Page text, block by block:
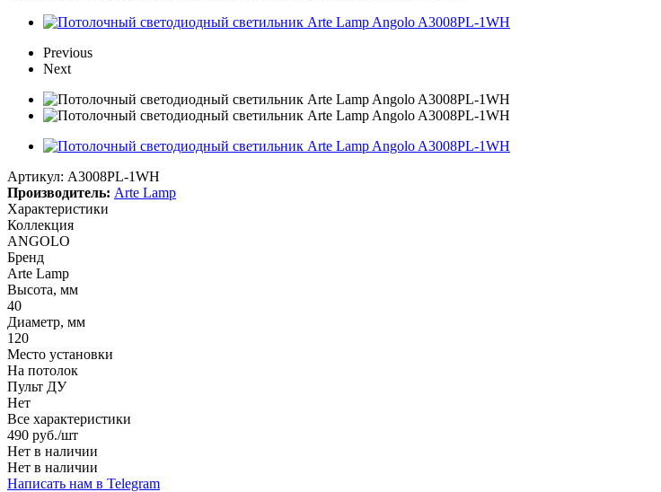
Previous
Next
Артикул: A3008PL-1WH
Производитель: Arte Lamp
Характеристики
Коллекция
ANGOLO
Бренд
Arte Lamp
Высота, мм
40
Диаметр, мм
120
Место установки
На потолок
Пульт ДУ
Нет
Все характеристики
490 руб./шт
Нет в наличии
Нет в наличии
Написать нам в Telegram